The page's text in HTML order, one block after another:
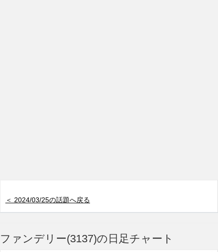
＜ 2024/03/25の話題へ戻る
ファンデリー(3137)の日足チャート